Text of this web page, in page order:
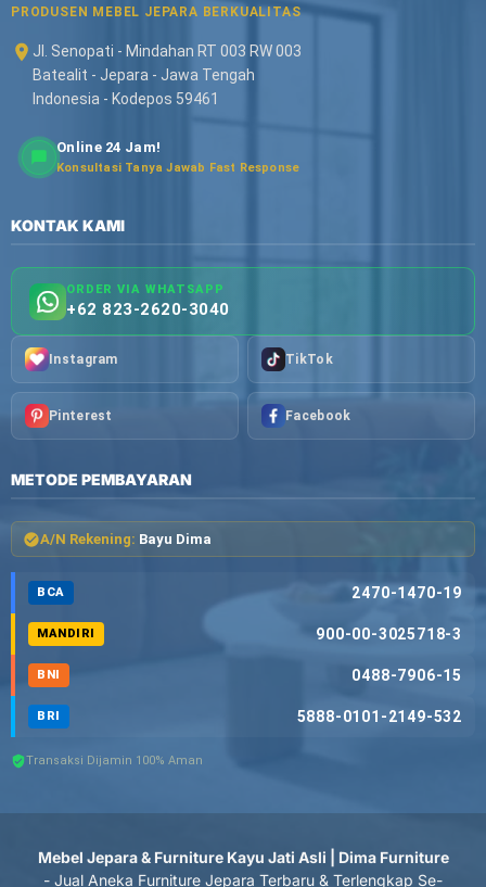
PRODUSEN MEBEL JEPARA BERKUALITAS
Jl. Senopati - Mindahan RT 003 RW 003
Batealit - Jepara - Jawa Tengah
Indonesia - Kodepos 59461
Online 24 Jam!
Konsultasi Tanya Jawab Fast Response
KONTAK KAMI
ORDER VIA WHATSAPP
+62 823-2620-3040
Instagram TikTok
Pinterest Facebook
METODE PEMBAYARAN
A/N Rekening: Bayu Dima
BCA 2470-1470-19
MANDIRI 900-00-3025718-3
BNI 0488-7906-15
BRI 5888-0101-2149-532
Transaksi Dijamin 100% Aman
Mebel Jepara & Furniture Kayu Jati Asli | Dima Furniture
- Jual Aneka Furniture Jepara Terbaru & Terlengkap Se-